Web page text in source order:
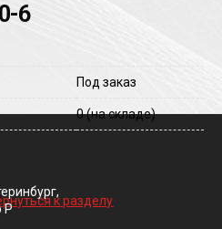
6
Под заказ
0(на складе)
к разделу
Р